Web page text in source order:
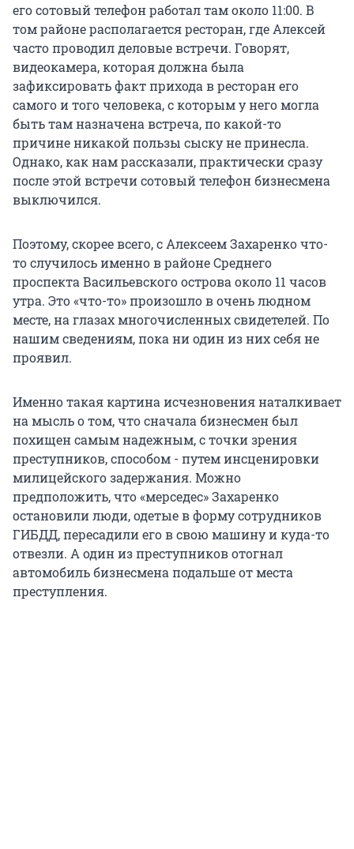
его сотовый телефон работал там около 11:00. В
том районе располагается ресторан, где Алексей
часто проводил деловые встречи. Говорят,
видеокамера, которая должна была
зафиксировать факт прихода в ресторан его
самого и того человека, с которым у него могла
быть там назначена встреча, по какой-то
причине никакой пользы сыску не принесла.
Однако, как нам рассказали, практически сразу
после этой встречи сотовый телефон бизнесмена
выключился.
Поэтому, скорее всего, с Алексеем Захаренко что-
то случилось именно в районе Среднего
проспекта Васильевского острова около 11 часов
утра. Это «что-то» произошло в очень людном
месте, на глазах многочисленных свидетелей. По
нашим сведениям, пока ни один из них себя не
проявил.
Именно такая картина исчезновения наталкивает
на мысль о том, что сначала бизнесмен был
похищен самым надежным, с точки зрения
преступников, способом - путем инсценировки
милицейского задержания. Можно
предположить, что «мерседес» Захаренко
остановили люди, одетые в форму сотрудников
ГИБДД, пересадили его в свою машину и куда-то
отвезли. А один из преступников отогнал
автомобиль бизнесмена подальше от места
преступления.